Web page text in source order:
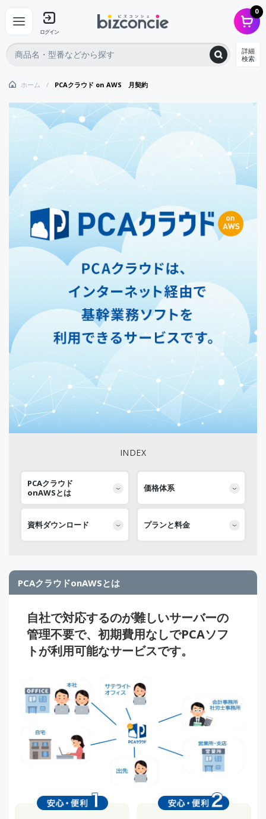
ログイン
0
詳細
検索
ホーム PCAクラウド on AWS 月契約
INDEX
PCAクラウド
onAWSとは
価格体系
資料ダウンロード プランと料金
PCAクラウドonAWSとは
自社で対応するのが難しいサーバーの
管理不要で、初期費用なしでPCAソフ
トが利用可能なサービスです。